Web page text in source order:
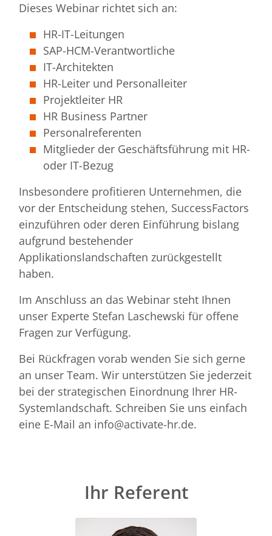
Dieses Webinar richtet sich an:
HR-IT-Leitungen
SAP-HCM-Verantwortliche
IT-Architekten
HR-Leiter und Personalleiter
Projektleiter HR
HR Business Partner
Personalreferenten
Mitglieder der Geschäftsführung mit HR-
oder IT-Bezug
Insbesondere profitieren Unternehmen, die
vor der Entscheidung stehen, SuccessFactors
einzuführen oder deren Einführung bislang
aufgrund bestehender
Applikationslandschaften zurückgestellt
haben.
Im Anschluss an das Webinar steht Ihnen
unser Experte Stefan Laschewski für offene
Fragen zur Verfügung.
Bei Rückfragen vorab wenden Sie sich gerne
an unser Team. Wir unterstützen Sie jederzeit
bei der strategischen Einordnung Ihrer HR-
Systemlandschaft. Schreiben Sie uns einfach
eine E-Mail an info@activate-hr.de.
Ihr Referent